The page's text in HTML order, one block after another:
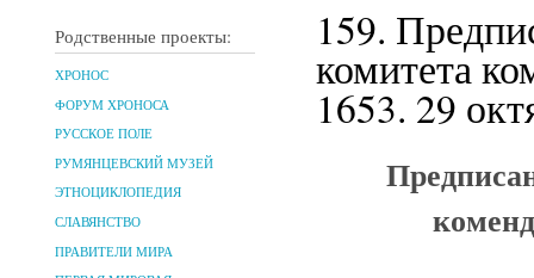
Родственные проекты:
ХРОНОС
ФОРУМ ХРОНОСА
РУССКОЕ ПОЛЕ
РУМЯНЦЕВСКИЙ МУЗЕЙ
ЭТНОЦИКЛОПЕДИЯ
СЛАВЯНСТВО
ПРАВИТЕЛИ МИРА
159.
комитета
1653. 29